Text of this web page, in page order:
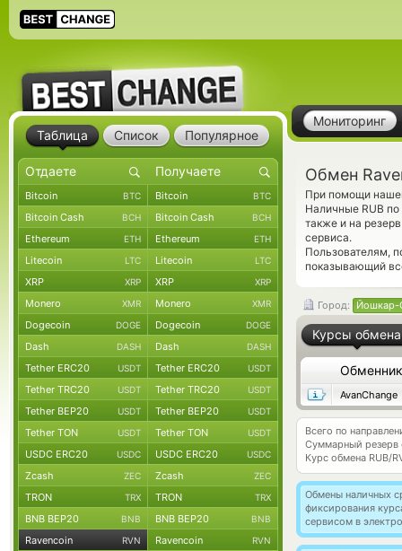
Мониторинг
Обмен
При помощи
Наличные RUB
также и на
сервиса.
Пользователям,
показывающий
Город: Йошкар-
Курсы обмена
Обменник
AvanChange
Всего по
Суммарный резерв
Курс обмена RUB/
Обмены наличных
фиксирования
сервисом в
Таблица Список Популярное
Bitcoin BTC Bitcoin BTC
Bitcoin Cash BCH Bitcoin Cash BCH
Ethereum ETH Ethereum ETH
Litecoin LTC Litecoin LTC
XRP XRP XRP XRP
Monero XMR Monero XMR
Dogecoin DOGE Dogecoin DOGE
Dash DASH Dash DASH
Tether ERC20 USDT Tether ERC20 USDT
Tether TRC20 USDT Tether TRC20 USDT
Tether BEP20 USDT Tether BEP20 USDT
Tether TON USDT Tether TON USDT
USDC ERC20 USDC USDC ERC20 USDC
Zcash ZEC Zcash ZEC
TRON TRX TRON TRX
BNB BEP20 BNB BNB BEP20 BNB
Ravencoin RVN Ravencoin RVN